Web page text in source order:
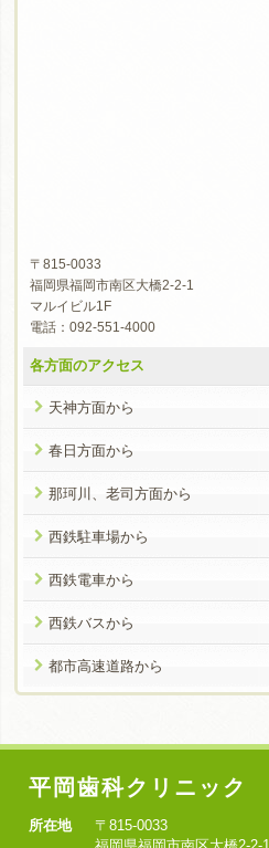
〒815-0033
福岡県福岡市南区大橋2-2-1
マルイビル1F
電話：092-551-4000
各方面のアクセス
天神方面から
春日方面から
那珂川、老司方面から
西鉄駐車場から
西鉄電車から
西鉄バスから
都市高速道路から
平岡歯科クリニック
所在地
〒815-0033